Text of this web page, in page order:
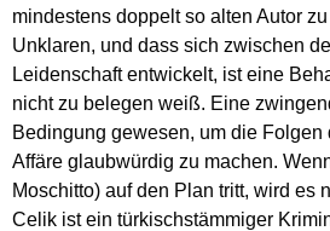
mindestens doppelt so alten Autor
Unklaren, und dass sich zwischen
Leidenschaft entwickelt, ist eine
nicht zu belegen weiß. Eine
Bedingung gewesen, um die
Affäre glaubwürdig zu machen.
Moschitto) auf den Plan tritt, wird es
Celik ist ein türkischstämmiger